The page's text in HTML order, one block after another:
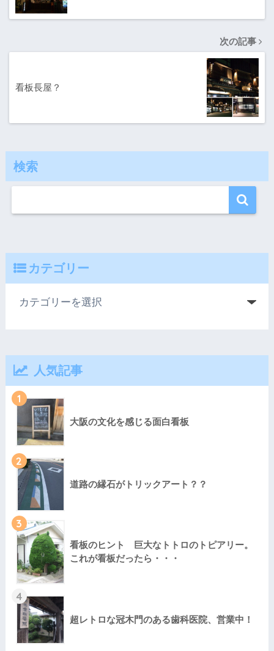
次の記事
看板長屋？
検索
カテゴリー
人気記事
1
大阪の文化を感じる面白看板
2
道路の縁石がトリックアート？？
3
看板のヒント 巨大なトトロのトピアリー。
これが看板だったら・・・
4
超レトロな冠木門のある歯科医院、営業中！